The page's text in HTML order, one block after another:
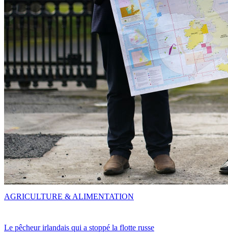
Le pêcheur irlandais qui a stoppé la flotte russe
AGRICULTURE & ALIMENTATION